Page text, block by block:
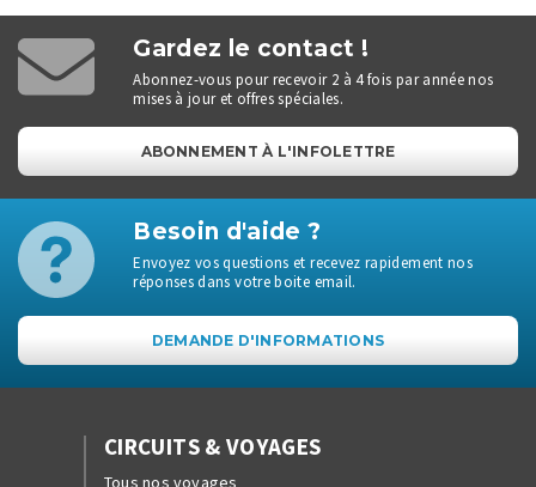
Gardez le contact !
Abonnez-vous pour recevoir 2 à 4 fois par année nos
mises à jour et offres spéciales.
ABONNEMENT À L'INFOLETTRE
Besoin d'aide ?
Envoyez vos questions et recevez rapidement nos
réponses dans votre boite email.
DEMANDE D'INFORMATIONS
CIRCUITS & VOYAGES
Tous nos voyages